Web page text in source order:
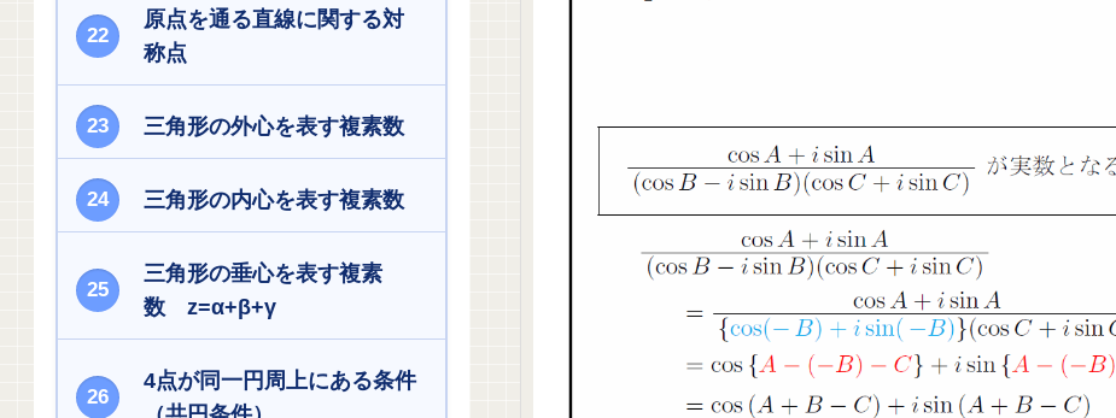
原点を通る直線に関する対
称点
三角形の外心を表す複素数
三角形の内心を表す複素数
三角形の垂心を表す複素
数 z=α+β+γ
4点が同一円周上にある条件